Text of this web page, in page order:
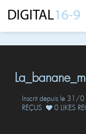
Inscrit depuis le
REÇUS
0 LIKES